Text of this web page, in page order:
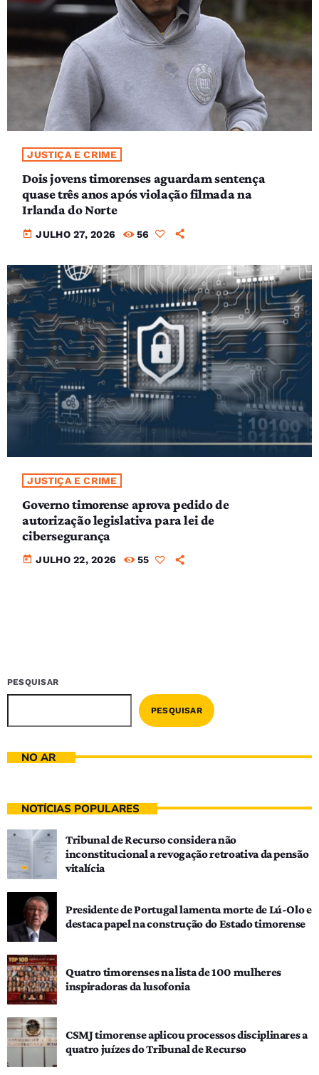
JUSTIÇA E CRIME
Dois jovens timorenses aguardam sentença
quase três anos após violação filmada na
Irlanda do Norte
today JULHO 27, 2026 56
JUSTIÇA E CRIME
Governo timorense aprova pedido de
autorização legislativa para lei de
cibersegurança
today JULHO 22, 2026 55
PESQUISAR
PESQUISAR
NO AR
NOTÍCIAS POPULARES
Tribunal de Recurso considera não
inconstitucional a revogação retroativa da pensão
vitalícia
Presidente de Portugal lamenta morte de Lú-Olo e
destaca papel na construção do Estado timorense
Quatro timorenses na lista de 100 mulheres
inspiradoras da lusofonia
CSMJ timorense aplicou processos disciplinares a
quatro juízes do Tribunal de Recurso